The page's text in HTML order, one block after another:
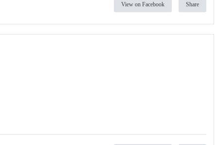
View on Facebook Share